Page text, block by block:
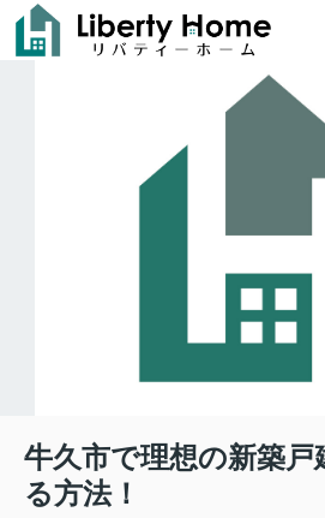
牛久市で理想の新築戸
る方法！